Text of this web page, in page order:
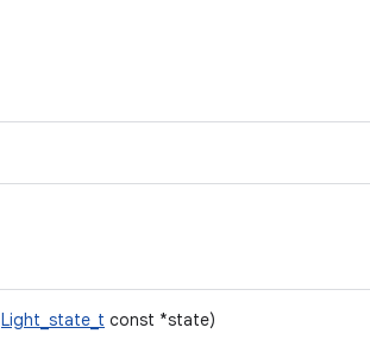
Light_state_t const *state)